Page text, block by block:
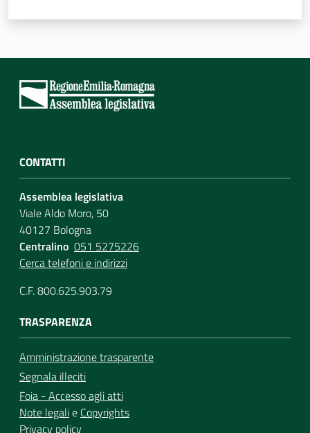
CONTATTI
Assemblea legislativa
Viale Aldo Moro, 50
40127 Bologna
Centralino 051 5275226
Cerca telefoni e indirizzi
C.F. 800.625.903.79
TRASPARENZA
Amministrazione trasparente
Segnala illeciti
Foia - Accesso agli atti
Note legalie Copyrights
Privacy policy